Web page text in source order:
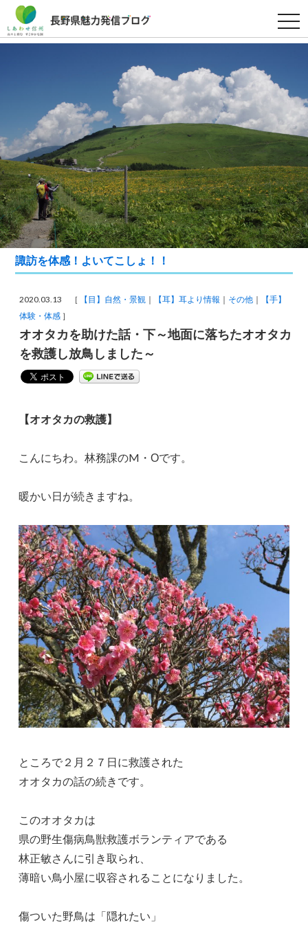
t
o
g
a
v
g
a
t
o
n
諏訪を体感！よいてこしょ！！
2020.03.13 ［ 【目】自然・景観 【耳】耳より情報 その他
【手】
体験・体感 ］
オオタカを助けた話・下～地面に落ちたオオタカ
を救護し放鳥しました～
【オオタカの救護】
こんにちわ。林務課のM・Оです。
暖かい日が続きますね。
ところで２月２７日に救護された
オオタカの話の続きです。
このオオタカは
県の野生傷病鳥獣救護ボランティアである
林正敏さんに引き取られ、
薄暗い鳥小屋に収容されることになりました。
傷ついた野鳥は「隠れたい」